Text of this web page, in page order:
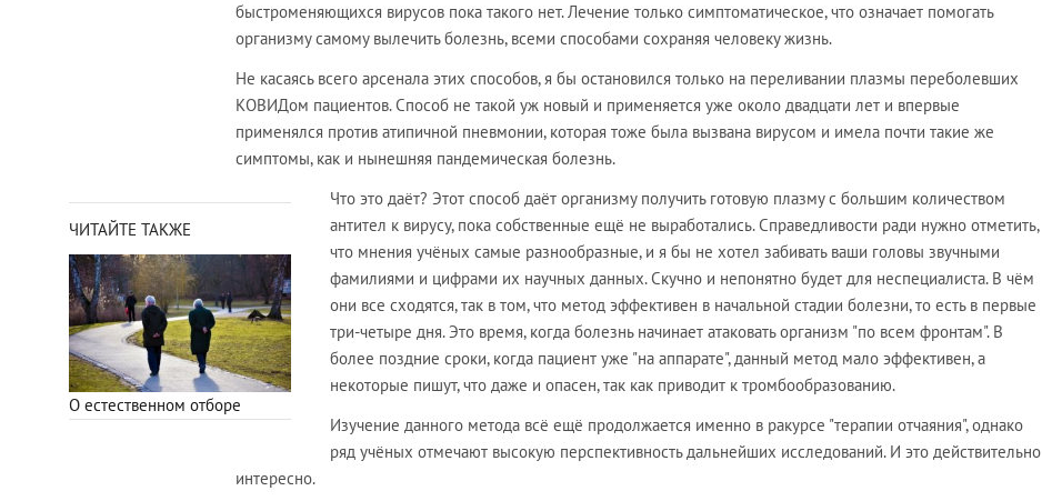
быстроменяющихся вирусов пока такого нет. Лечение только симптоматическое, что означает помогать
организму самому вылечить болезнь, всеми способами сохраняя человеку жизнь.
Не касаясь всего арсенала этих способов, я бы остановился только на переливании плазмы переболевших
КОВИДом пациентов. Способ не такой уж новый и применяется уже около двадцати лет и впервые
применялся против атипичной пневмонии, которая тоже была вызвана вирусом и имела почти такие же
симптомы, как и нынешняя пандемическая болезнь.
ЧИТАЙТЕ ТАКЖЕ
О естественном отборе
Что это даёт? Этот способ даёт организму получить готовую плазму с большим количеством
антител к вирусу, пока собственные ещё не выработались. Справедливости ради нужно отметить,
что мнения учёных самые разнообразные, и я бы не хотел забивать ваши головы звучными
фамилиями и цифрами их научных данных. Скучно и непонятно будет для неспециалиста. В чём
они все сходятся, так в том, что метод эффективен в начальной стадии болезни, то есть в первые
три-четыре дня. Это время, когда болезнь начинает атаковать организм "по всем фронтам". В
более поздние сроки, когда пациент уже "на аппарате", данный метод мало эффективен, а
некоторые пишут, что даже и опасен, так как приводит к тромбообразованию.
Изучение данного метода всё ещё продолжается именно в ракурсе "терапии отчаяния", однако
ряд учёных отмечают высокую перспективность дальнейших исследований. И это действительно
интересно.